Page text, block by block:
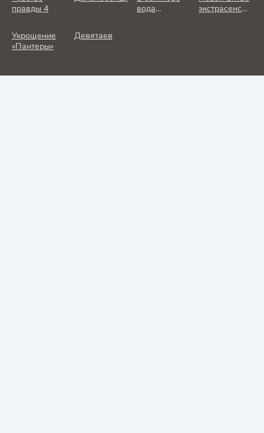
правды 4
вода
экстрасенсов
Укрощение
«Пантеры»
Девятаев